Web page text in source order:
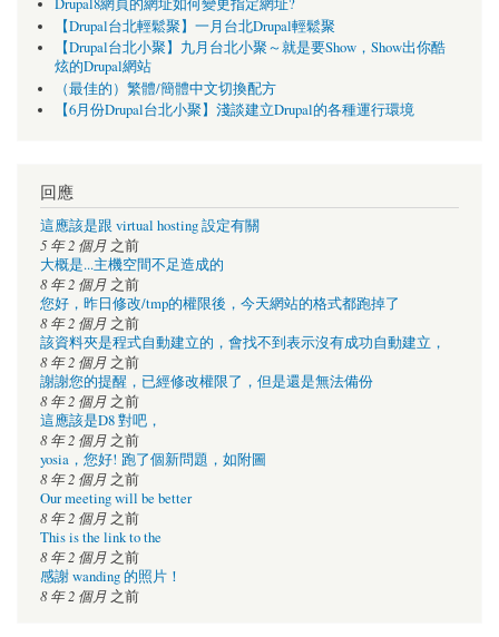
Drupal8網頁的網址如何變更指定網址?
【Drupal台北輕鬆聚】一月台北Drupal輕鬆聚
【Drupal台北小聚】九月台北小聚～就是要Show，Show出你酷
炫的Drupal網站
（最佳的）繁體/簡體中文切換配方
【6月份Drupal台北小聚】淺談建立Drupal的各種運行環境
回應
這應該是跟 virtual hosting 設定有關
5 年 2 個月 之前
大概是...主機空間不足造成的
8 年 2 個月 之前
您好，昨日修改/tmp的權限後，今天網站的格式都跑掉了
8 年 2 個月 之前
該資料夾是程式自動建立的，會找不到表示沒有成功自動建立，
8 年 2 個月 之前
謝謝您的提醒，已經修改權限了，但是還是無法備份
8 年 2 個月 之前
這應該是D8 對吧，
8 年 2 個月 之前
yosia，您好! 跑了個新問題，如附圖
8 年 2 個月 之前
Our meeting will be better
8 年 2 個月 之前
This is the link to the
8 年 2 個月 之前
感謝 wanding 的照片！
8 年 2 個月 之前